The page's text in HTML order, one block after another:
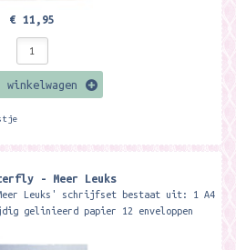
€ 11,95
winkelwagen
- Meer Leuks
Leuks' schrijfset bestaat uit: 1 A4
gelinieerd papier 12 enveloppen